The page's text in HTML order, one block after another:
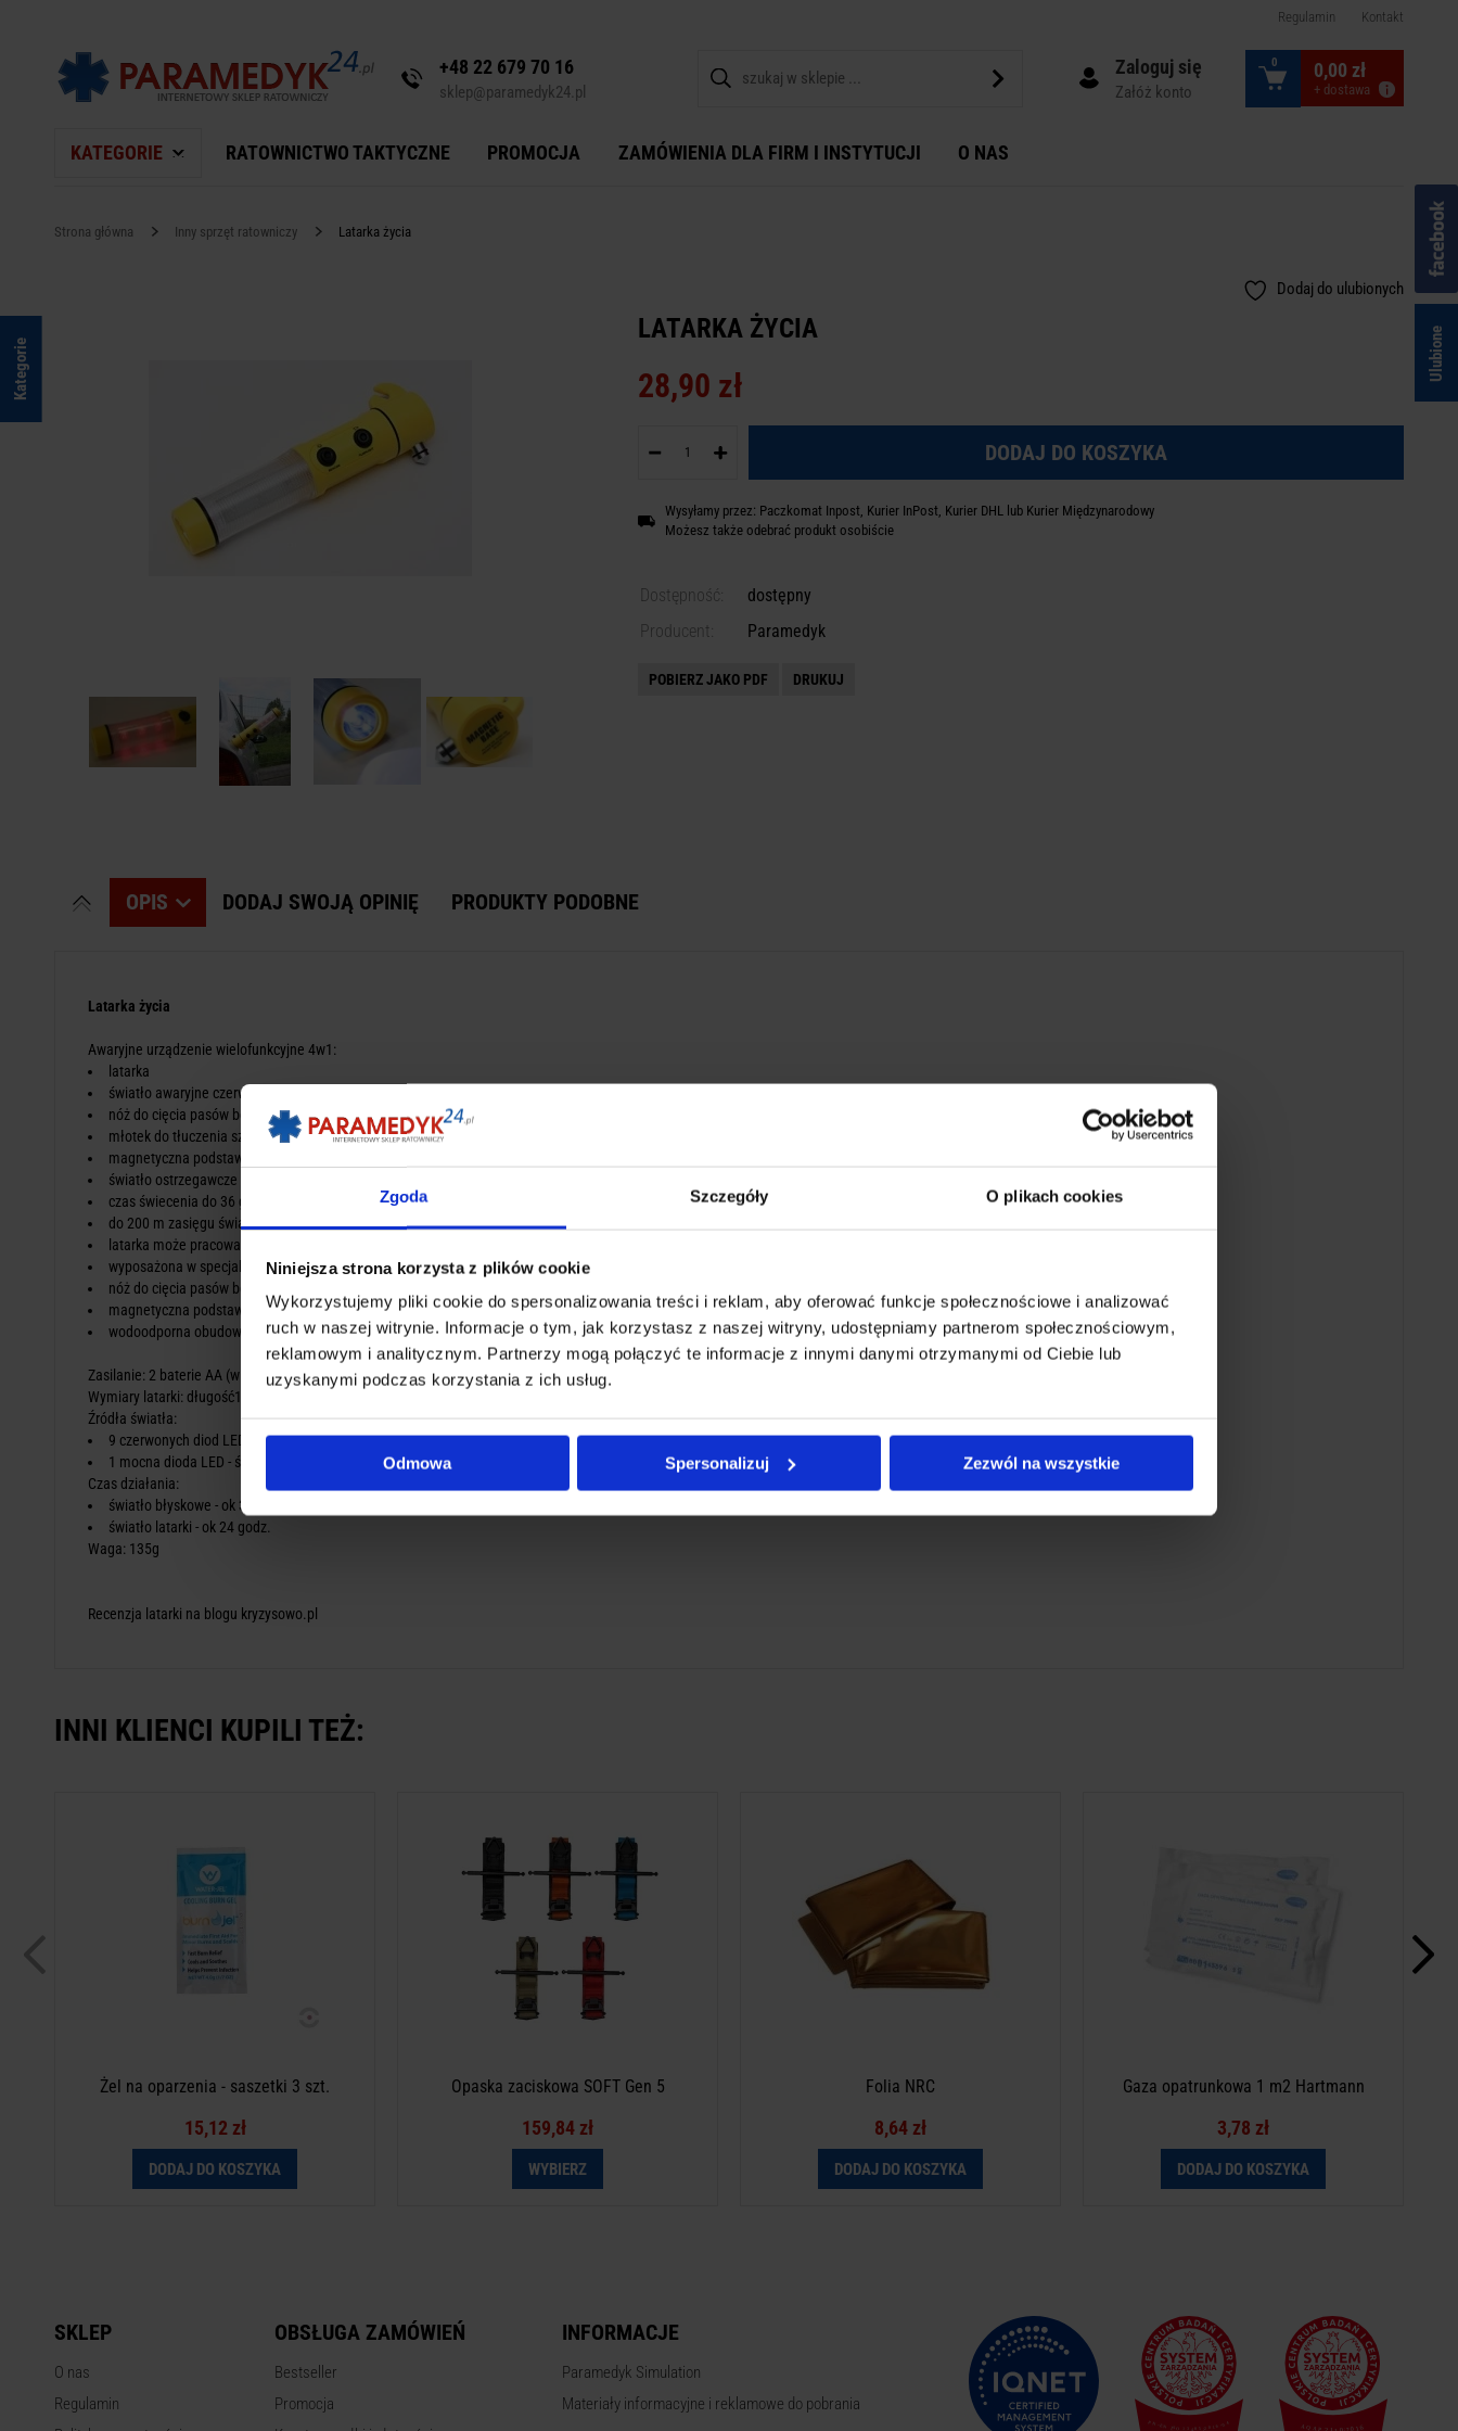
Zgoda Szczegóły O plikach cookies
Niniejsza strona korzysta z plików cookie
Wykorzystujemy pliki cookie do spersonalizowania treści i reklam, aby oferować funkcje społecznościowe i analizować
ruch w naszej witrynie. Informacje o tym, jak korzystasz z naszej witryny, udostępniamy partnerom społecznościowym,
reklamowym i analitycznym. Partnerzy mogą połączyć te informacje z innymi danymi otrzymanymi od Ciebie lub
uzyskanymi podczas korzystania z ich usług.
Odmowa Spersonalizuj Zezwól na wszystkie
Regulamin Kontakt
+48 22 679 70 16
sklep@paramedyk24.pl
Zaloguj się
Załóż konto
0 0,00 zł
+ dostawa
KATEGORIE RATOWNICTWO TAKTYCZNE PROMOCJA ZAMÓWIENIA DLA FIRM I INSTYTUCJI O NAS
Strona główna Inny sprzęt ratowniczy Latarka życia
Kategorie
Dodaj do ulubionych
LATARKA ŻYCIA
28,90 zł
DODAJ DO KOSZYKA
Wysyłamy przez: Paczkomat Inpost, Kurier InPost, Kurier DHL lub Kurier Międzynarodowy
Możesz także odebrać produkt osobiście
Dostępność:
dostępny
Producent:
Paramedyk
POBIERZ JAKO PDF DRUKUJ
OPIS DODAJ SWOJĄ OPINIĘ PRODUKTY PODOBNE
Latarka życia
Awaryjne urządzenie wielofunkcyjne 4w1:
latarka
światło awaryjne czerwone LED
nóż do cięcia pasów bezpieczeństwa
młotek do tłuczenia szyb
magnetyczna podstawa (łatwe mocowanie do samochodu)
światło ostrzegawcze błyskowe generowane przez 9 czerwonych diod LED
czas świecenia do 36 godzin
do 200 m zasięgu światła jasnego LED
latarka może pracować do 24 h na jednym komplecie baterii (2 baterie AA w zestawie)
wyposażona w specjalny młotek do zbicia szyby samochodowej w razie zablokowania lub zacięcia się drzwi
nóż do cięcia pasów bezpieczeństwa umożliwi wydostanie się z zablokowanych pasów bezpieczeństwa
magnetyczna podstawa pozwala na umocowanie latarki na samochodzie
wodoodporna obudowa oraz uszczelnione włączniki zapewnią długą i bezawaryjną pracę nawet podczas deszczu czy opadów śniegu
Zasilanie: 2 baterie AA (w koplecie)
Wymiary latarki: długość19,5cm x średnica 4cm
Źródła światła:
9 czerwonych diod LED - światło błyskowe
1 mocna dioda LED - światło latarki
Czas działania:
światło błyskowe - ok 36 godz.
światło latarki - ok 24 godz.
Waga: 135g
Recenzja latarki na blogu kryzysowo.pl
INNI KLIENCI KUPILI TEŻ:
Żel na oparzenia - saszetki 3 szt.
15,12 zł
DODAJ DO KOSZYKA
Opaska zaciskowa SOFT Gen 5
To jest wyrób medyczny. Używaj go zgodnie z
159,84 zł
WYBIERZ
Folia NRC
To jest wyrób medyczny. Używaj go zgodnie z
instrukcją używania lub etykietą.
8,64 zł
DODAJ DO KOSZYKA
Gaza opatrunkowa 1 m2 Hartmann
To jest wyrób medyczny. Używaj go zgodnie z
3,78 zł
DODAJ DO KOSZYKA
SKLEP
O nas
Regulamin
OBSŁUGA ZAMÓWIEŃ
Bestseller
Promocja
INFORMACJE
Paramedyk Simulation
Materiały informacyjne i reklamowe do pobrania
Ulubione